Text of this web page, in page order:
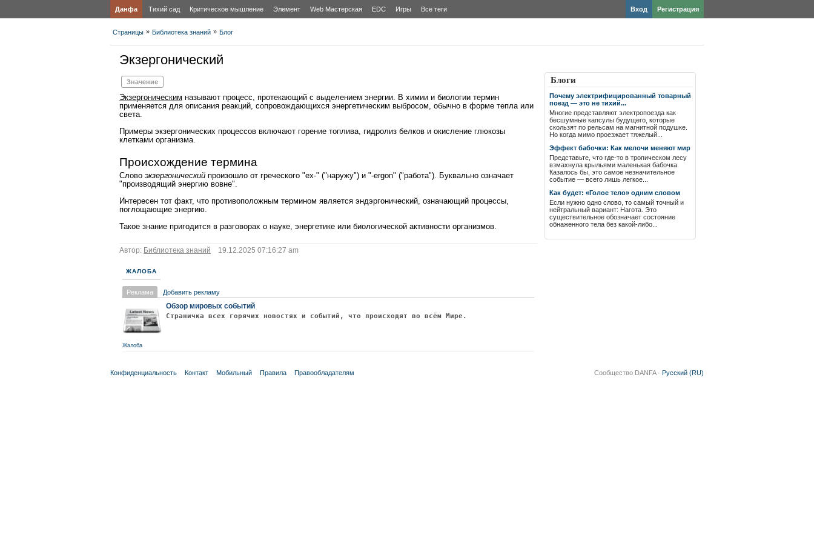
Данфа Тихий сад Критическое мышление Элемент Web Мастерская EDC Игры Все теги Регистрация
Вход
Страницы » Библиотека знаний » Блог
Экзергонический
Значение
Экзергоническим называют процесс, протекающий с выделением энергии. В химии и биологии термин
применяется для описания реакций, сопровождающихся энергетическим выбросом, обычно в форме тепла или
света.
Примеры экзергонических процессов включают горение топлива, гидролиз белков и окисление глюкозы
клетками организма.
Происхождение термина
Слово экзергонический произошло от греческого "ex-" ("наружу") и "-ergon" ("работа"). Буквально означает
"производящий энергию вовне".
Интересен тот факт, что противоположным термином является эндэргонический, означающий процессы,
поглощающие энергию.
Такое знание пригодится в разговорах о науке, энергетике или биологической активности организмов.
Автор: Библиотека знаний 19.12.2025 07:16:27 am
ЖАЛОБА
Реклама Добавить рекламу
Обзор мировых событий
Страничка всех горячих новостях и событий, что происходят во всём Мире.
Жалоба
Блоги
Почему электрифицированный товарный
поезд — это не тихий...
Многие представляют электропоезда как
бесшумные капсулы будущего, которые
скользят по рельсам на магнитной подушке.
Но когда мимо проезжает тяжелый...
Эффект бабочки: Как мелочи меняют мир
Представьте, что где-то в тропическом лесу
взмахнула крыльями маленькая бабочка.
Казалось бы, это самое незначительное
событие — всего лишь легкое...
Как будет: «Голое тело» одним словом
Если нужно одно слово, то самый точный и
нейтральный вариант: Нагота. Это
существительное обозначает состояние
обнаженного тела без какой-либо...
Конфиденциальность Контакт Мобильный Правила Правообладателям Сообщество DANFA · Русский (RU)